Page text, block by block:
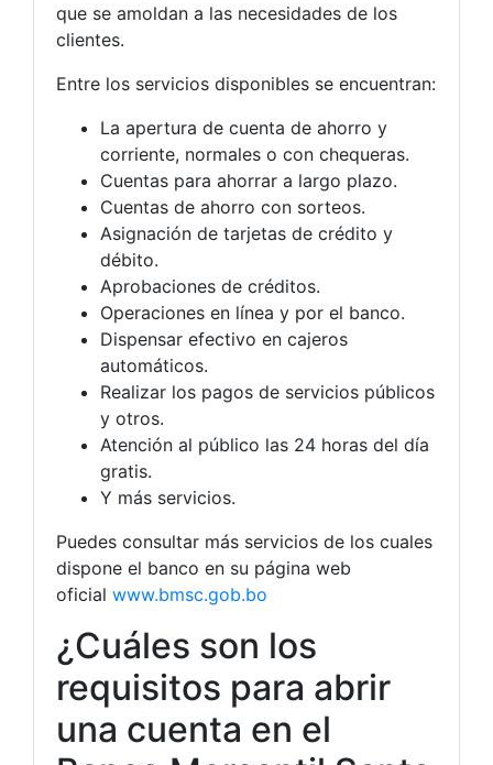
que se amoldan a las necesidades de los
clientes.
Entre los servicios disponibles se encuentran:
La apertura de cuenta de ahorro y
corriente, normales o con chequeras.
Cuentas para ahorrar a largo plazo.
Cuentas de ahorro con sorteos.
Asignación de tarjetas de crédito y
débito.
Aprobaciones de créditos.
Operaciones en línea y por el banco.
Dispensar efectivo en cajeros
automáticos.
Realizar los pagos de servicios públicos
y otros.
Atención al público las 24 horas del día
gratis.
Y más servicios.
Puedes consultar más servicios de los cuales
dispone el banco en su página web
oficial www.bmsc.gob.bo
¿Cuáles son los
requisitos para abrir
una cuenta en el